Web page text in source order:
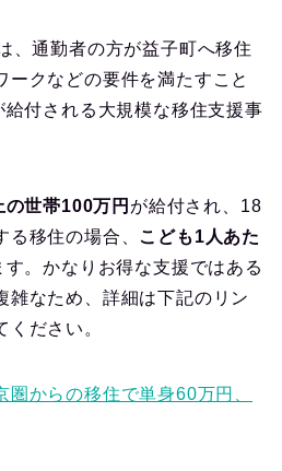
、通勤者の方が益子町へ移住
ークなどの要件を満たすこと
給付される大規模な移住支援事
世帯100万円 が給付され、18
移住の場合、 こども1人あた
す。かなりお得な支援ではある
雑なため、詳細は下記のリン
ください。
圏からの移住で単身60万円、